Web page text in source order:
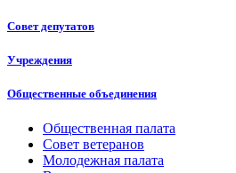
Совет депутатов
Учреждения
Общественные объединения
Общественная палата
Совет ветеранов
Молодежная палата